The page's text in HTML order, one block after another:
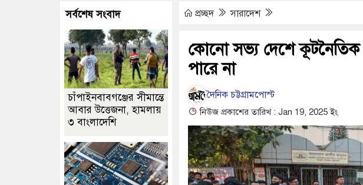
প্রচ্ছদ সারাদেশ
কোনো সভ্য দেশে কূটনৈতিক
পারে না
দৈনিক চট্টগ্রামপোস্ট
নিউজ প্রকাশের তারিখ : Jan 19, 2025 ইং
সর্বশেষ সংবাদ
চাঁপাইনবাবগঞ্জের সীমান্তে
আবার উত্তেজনা, হামলায়
৩ বাংলাদেশি